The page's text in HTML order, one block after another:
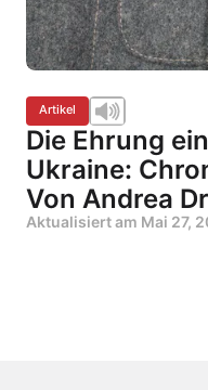
Artikel
Die Ehrung
Ukraine:
Von Andrea
Aktualisiert am Mai 27,